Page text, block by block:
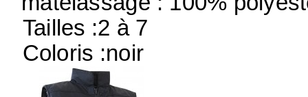
Tailles :2 à 7
Coloris :noir